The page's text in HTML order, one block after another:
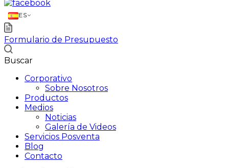
ES
Formulario de Presupuesto
Buscar
Corporativo
Sobre Nosotros
Productos
Medios
Noticias
Galería de Videos
Servicios Posventa
Blog
Contacto